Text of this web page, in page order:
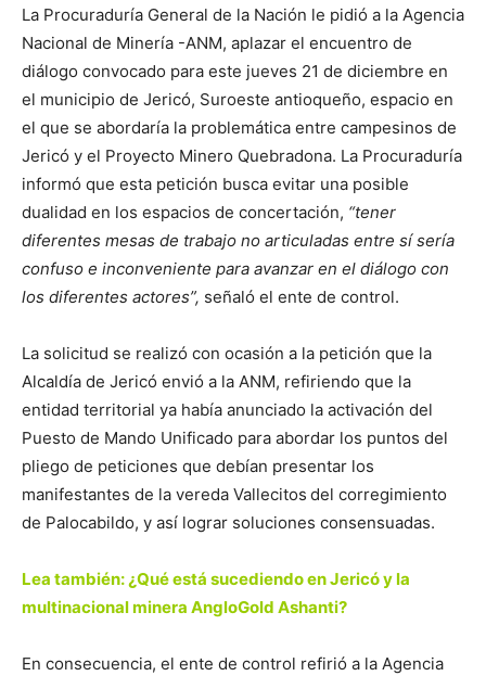
La Procuraduría General de la Nación le pidió a la Agencia
Nacional de Minería -ANM, aplazar el encuentro de
diálogo convocado para este jueves 21 de diciembre en
el municipio de Jericó, Suroeste antioqueño, espacio en
el que se abordaría la problemática entre campesinos de
Jericó y el Proyecto Minero Quebradona. La Procuraduría
informó que esta petición busca evitar una posible
dualidad en los espacios de concertación, “tener
diferentes mesas de trabajo no articuladas entre sí sería
confuso e inconveniente para avanzar en el diálogo con
los diferentes actores”, señaló el ente de control.
La solicitud se realizó con ocasión a la petición que la
Alcaldía de Jericó envió a la ANM, refiriendo que la
entidad territorial ya había anunciado la activación del
Puesto de Mando Unificado para abordar los puntos del
pliego de peticiones que debían presentar los
manifestantes de la vereda Vallecitos del corregimiento
de Palocabildo, y así lograr soluciones consensuadas.
Lea también: ¿Qué está sucediendo en Jericó y la
multinacional minera AngloGold Ashanti?
En consecuencia, el ente de control refirió a la Agencia